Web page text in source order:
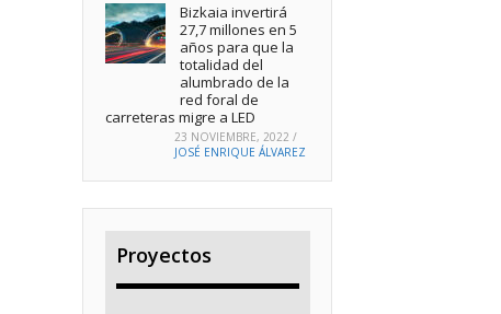
Bizkaia invertirá
27,7 millones en 5
años para que la
totalidad del
alumbrado de la
red foral de
carreteras migre a LED
23 NOVIEMBRE, 2022 /
JOSÉ ENRIQUE ÁLVAREZ
Proyectos